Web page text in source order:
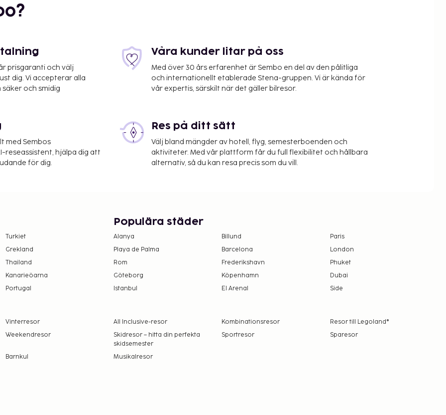
till inomhuspool, bastu
även gratis wi-fi,
boendet –
oss om.
bokningsbekräftelsen.
maj till 16 oktober.
prisgaranti och välj
dig. Vi accepterar alla
och smidig
Våra kunder litar på oss
Med över 30 års erfarenhet är Sembo en del av den pålitliga
och internationellt etablerade Stena-gruppen. Vi är kända för
vår expertis, särskilt när det gäller bilresor.
med Sembos
reseassistent, hjälpa dig att
för dig.
Res på ditt sätt
Välj bland mängder av hotell, flyg, semesterboenden och
aktiviteter. Med vår plattform får du full flexibilitet och hållbara
alternativ, så du kan resa precis som du vill.
Turkiet
Grekland
Thailand
Kanarieöarna
Portugal
Populära städer
Alanya Billund
Paris
Playa de Palma
Barcelona
London
Rom
Frederikshavn
Phuket
Göteborg
Köpenhamn
Dubai
Istanbul
El Arenal Side
Vinterresor All Inclusive-resor Kombinationsresor
Resor till Legoland®
Weekendresor
Skidresor – hitta din perfekta
skidsemester
Sportresor Sparesor
Barnkul Musikalresor